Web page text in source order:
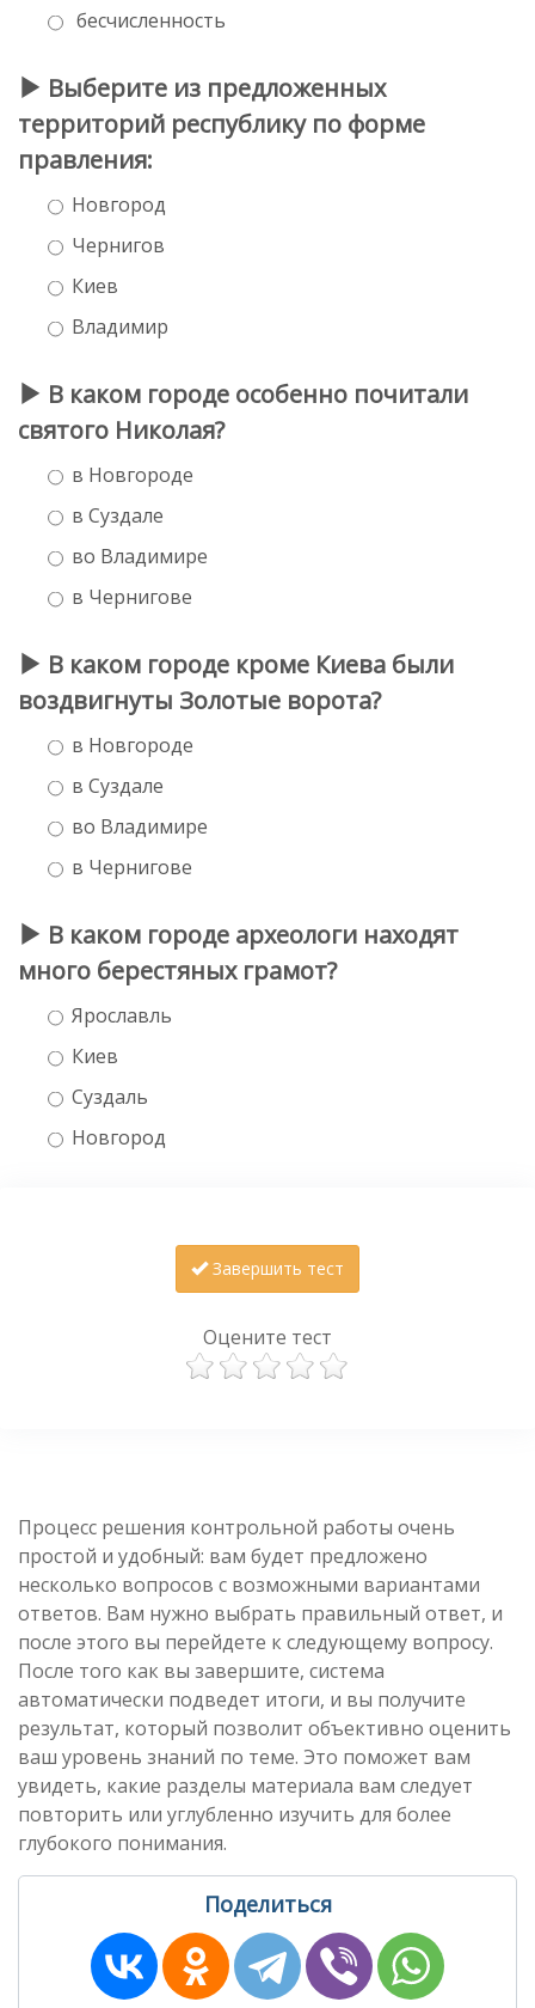
бесчисленность
Выберите из предложенных
территорий республику по форме
правления:
Новгород
Чернигов
Киев
Владимир
В каком городе особенно почитали
святого Николая?
в Новгороде
в Суздале
во Владимире
в Чернигове
В каком городе кроме Киева были
воздвигнуты Золотые ворота?
в Новгороде
в Суздале
во Владимире
в Чернигове
В каком городе археологи находят
много берестяных грамот?
Ярославль
Киев
Суздаль
Новгород
Завершить тест
Оцените тест
Процесс решения контрольной работы очень
простой и удобный: вам будет предложено
несколько вопросов с возможными вариантами
ответов. Вам нужно выбрать правильный ответ, и
после этого вы перейдете к следующему вопросу.
После того как вы завершите, система
автоматически подведет итоги, и вы получите
результат, который позволит объективно оценить
ваш уровень знаний по теме. Это поможет вам
увидеть, какие разделы материала вам следует
повторить или углубленно изучить для более
глубокого понимания.
Поделиться